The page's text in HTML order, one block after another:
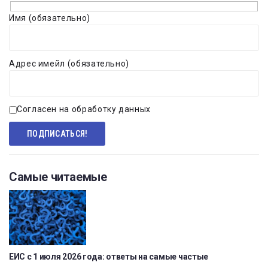
Имя (обязательно)
Адрес имейл (обязательно)
Согласен на обработку данных
Самые читаемые
ЕИС с 1 июля 2026 года: ответы на самые частые